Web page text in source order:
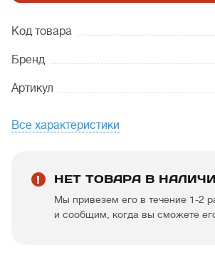
Код товара
Бренд
Артикул
Все характеристики
НЕТ ТОВАРА В
Мы привезем его в течение 1-2
и сообщим, когда вы сможете